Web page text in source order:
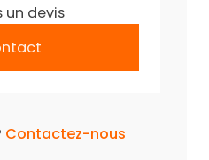
un devis
Contactez-nous